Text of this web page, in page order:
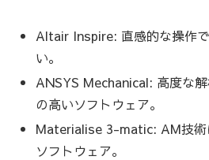
Altair Inspire: 直感的な操作
い。
ANSYS Mechanical: 高度な
の高いソフトウェア。
Materialise 3-matic: AM技術
ソフトウェア。